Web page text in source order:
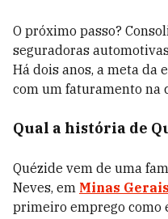
O próximo passo?
seguradoras
Há dois anos, a meta da
com um faturamento na
Qual a história de
Quézide vem de uma
Neves, em Minas Gerais
primeiro emprego